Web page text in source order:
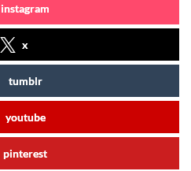
instagram
x
tumblr
youtube
pinterest